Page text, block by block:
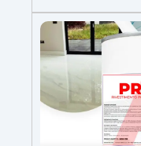
żółknięcie
mechanicznej.
pęcherzyki
wykończenie.
wolna od